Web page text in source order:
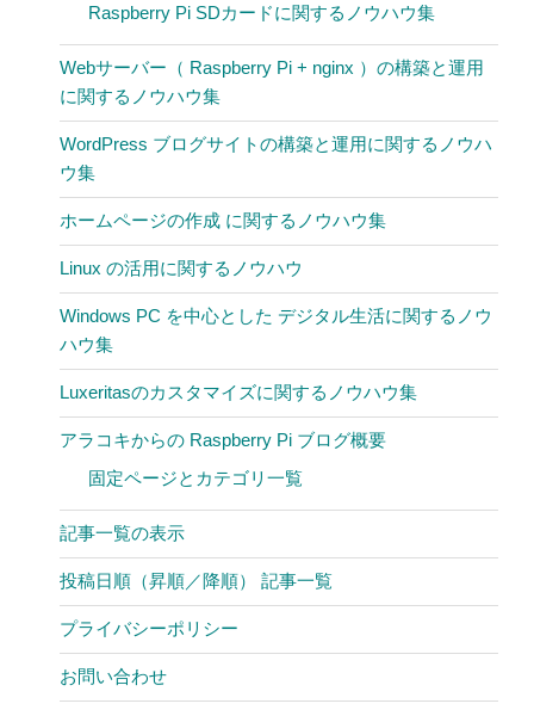
Raspberry Pi SDカードに関するノウハウ集
Webサーバー（ Raspberry Pi + nginx ）の構築と運用
に関するノウハウ集
WordPress ブログサイトの構築と運用に関するノウハ
ウ集
ホームページの作成 に関するノウハウ集
Linux の活用に関するノウハウ
Windows PC を中心とした デジタル生活に関するノウ
ハウ集
Luxeritasのカスタマイズに関するノウハウ集
アラコキからの Raspberry Pi ブログ概要
固定ページとカテゴリ一覧
記事一覧の表示
投稿日順（昇順／降順） 記事一覧
プライバシーポリシー
お問い合わせ